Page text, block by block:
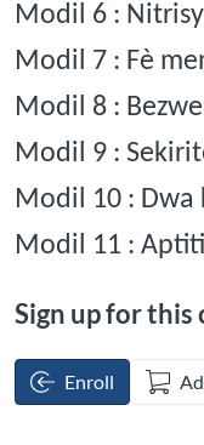
Modil 6 :
Modil 7 : Fè
Modil 8 :
Modil 9 :
Modil 10 : Dwa
Modil 11 :
Sign up for
Enroll